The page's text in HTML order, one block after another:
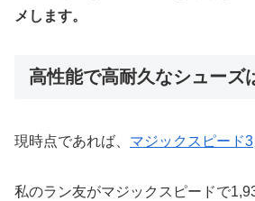
メします。
高性能で高耐久なシューズ
現時点であれば、 マジックスピード3
私のラン友がマジックスピードで